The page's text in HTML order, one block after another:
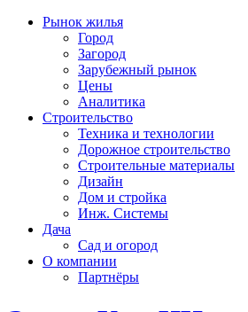
Рынок жилья
Город
Загород
Зарубежный рынок
Цены
Аналитика
Строительство
Техника и технологии
Дорожное строительство
Строительные материалы
Дизайн
Дом и стройка
Инж. Системы
Дача
Сад и огород
О компании
Партнёры